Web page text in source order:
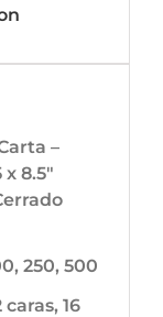
–
x 8.5"
250, 500
caras, 16